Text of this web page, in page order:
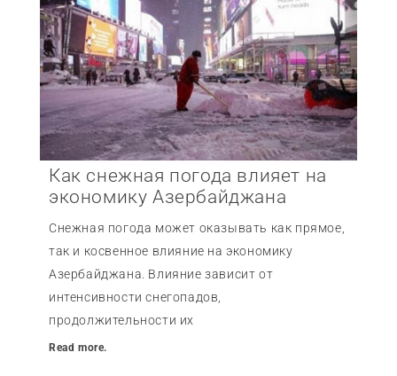
Как снежная погода влияет на
экономику Азербайджана
Снежная погода может оказывать как прямое,
так и косвенное влияние на экономику
Азербайджана. Влияние зависит от
интенсивности снегопадов,
продолжительности их
Read more.